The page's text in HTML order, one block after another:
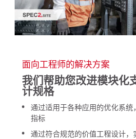
面向工程师的解决方案
我们帮助您改进模块化
计规格
通过适用于各种应用的优化系统
指标
通过符合规范的价值工程设计，